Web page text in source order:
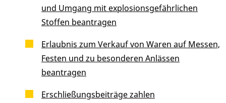
und Umgang mit explosionsgefährlichen
Stoffen beantragen
Erlaubnis zum Verkauf von Waren auf Messen,
Festen und zu besonderen Anlässen
beantragen
Erschließungsbeiträge zahlen